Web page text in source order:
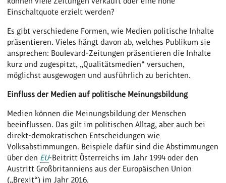
Einschaltquote erzielt werden?
Es gibt verschiedene Formen, wie Medien politische Inhalte
präsentieren. Vieles hängt davon ab, welches Publikum sie
ansprechen: Boulevard-Zeitungen präsentieren die Inhalte
kurz und zugespitzt, „Qualitätsmedien“ versuchen,
möglichst ausgewogen und ausführlich zu berichten.
Einfluss der Medien auf politische Meinungsbildung
Medien können die Meinungsbildung der Menschen
beeinflussen. Das gilt im politischen Alltag, aber auch bei
direkt-demokratischen Entscheidungen wie
Volksabstimmungen. Beispiele dafür sind die Abstimmungen
über den EU-Beitritt Österreichs im Jahr 1994 oder den
Austritt Großbritanniens aus der Europäischen Union
(„Brexit“) im Jahr 2016.